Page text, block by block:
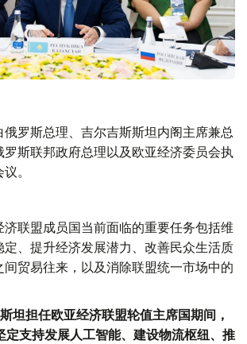
俄罗斯总理、吉尔吉斯斯坦内阁主席兼总
斯联邦政府总理以及欧亚经济委员会执
。
联盟成员国当前面临的重要任务包括维
、提升经济发展潜力、改善民众生活质
贸易往来，以及消除联盟统一市场中的
坦担任欧亚经济联盟轮值主席国期间，
定支持发展人工智能、建设物流枢纽、推